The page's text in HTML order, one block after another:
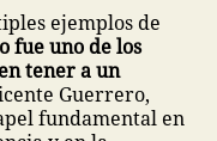
ejemplos de
fue uno de los
tener a un
Guerrero,
fundamental en